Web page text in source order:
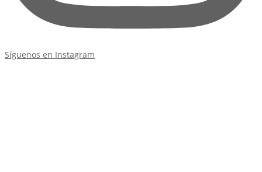
Síguenos en Instagram